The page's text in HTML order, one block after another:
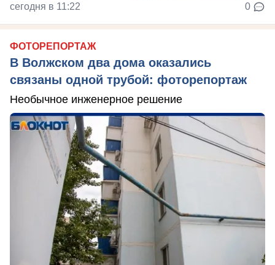
сегодня в 11:22 0
ФОТОРЕПОРТАЖ
В Волжском два дома оказались
связаны одной трубой: фоторепортаж
Необычное инженерное решение